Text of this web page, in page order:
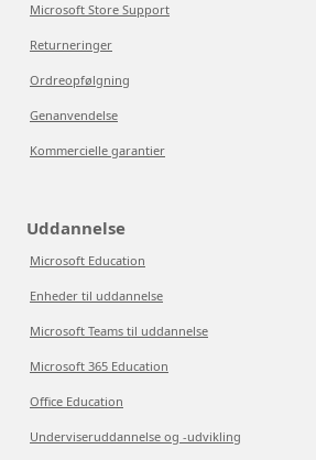
Microsoft Store Support
Returneringer
Ordreopfølgning
Genanvendelse
Kommercielle garantier
Uddannelse
Microsoft Education
Enheder til uddannelse
Microsoft Teams til uddannelse
Microsoft 365 Education
Office Education
Underviseruddannelse og -udvikling